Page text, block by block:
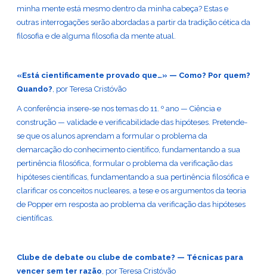
minha mente está mesmo dentro da minha cabeça? Estas e
outras interrogações serão abordadas a partir da tradição cética da
filosofia e de alguma filosofia da mente atual.
«Está cientificamente provado que…» — Como? Por quem?
Quando?, por Teresa Cristóvão
A conferência insere-se nos temas do 11. º ano — Ciência e
construção — validade e verificabilidade das hipóteses. Pretende-
se que os alunos aprendam a formular o problema da
demarcação do conhecimento científico, fundamentando a sua
pertinência filosófica, formular o problema da verificação das
hipóteses científicas, fundamentando a sua pertinência filosófica e
clarificar os conceitos nucleares, a tese e os argumentos da teoria
de Popper em resposta ao problema da verificação das hipóteses
científicas.
Clube de debate ou clube de combate? — Técnicas para
vencer sem ter razão, por Teresa Cristóvão